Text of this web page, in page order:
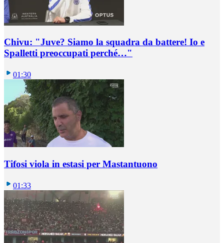
Chivu: "Juve? Siamo la squadra da battere! Io e
Spalletti preoccupati perché…"
01:30
Tifosi viola in estasi per Mastantuono
01:33